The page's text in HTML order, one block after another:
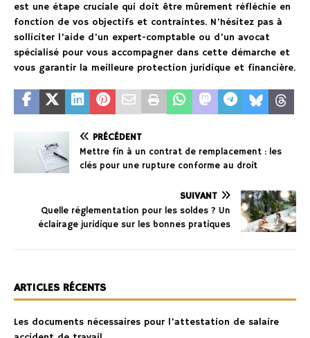
est une étape cruciale qui doit être mûrement réfléchie en
fonction de vos objectifs et contraintes. N’hésitez pas à
solliciter l’aide d’un expert-comptable ou d’un avocat
spécialisé pour vous accompagner dans cette démarche et
vous garantir la meilleure protection juridique et financière.
PRÉCÉDENT
Mettre fin à un contrat de remplacement : les
clés pour une rupture conforme au droit
SUIVANT
Quelle réglementation pour les soldes ? Un
éclairage juridique sur les bonnes pratiques
ARTICLES RÉCENTS
Les documents nécessaires pour l’attestation de salaire